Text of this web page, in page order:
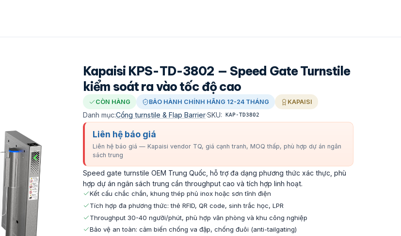
Kapaisi KPS-TD-3802 — Speed Gate Turnstile
kiểm soát ra vào tốc độ cao
CÒN HÀNG BẢO HÀNH CHÍNH HÃNG 12-24 THÁNG KAPAISI
Danh mục:Cổng turnstile & Flap Barrier·SKU: KAP-TD3802
Liên hệ báo giá
Liên hệ báo giá — Kapaisi vendor TQ, giá cạnh tranh, MOQ thấp, phù hợp dự án ngân
sách trung
Speed gate turnstile OEM Trung Quốc, hỗ trợ đa dạng phương thức xác thực, phù
hợp dự án ngân sách trung cần throughput cao và tích hợp linh hoạt.
Kết cấu chắc chắn, khung thép phủ inox hoặc sơn tĩnh điện
Tích hợp đa phương thức: thẻ RFID, QR code, sinh trắc học, LPR
Throughput 30-40 người/phút, phù hợp văn phòng và khu công nghiệp
Bảo vệ an toàn: cảm biến chống va đập, chống đuôi (anti-tailgating)